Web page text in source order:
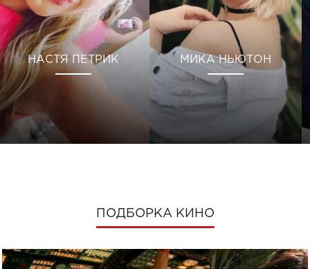
НАСТЯ ПЕТРИК МИКА НЬЮТОН
ПОДБОРКА КИНО